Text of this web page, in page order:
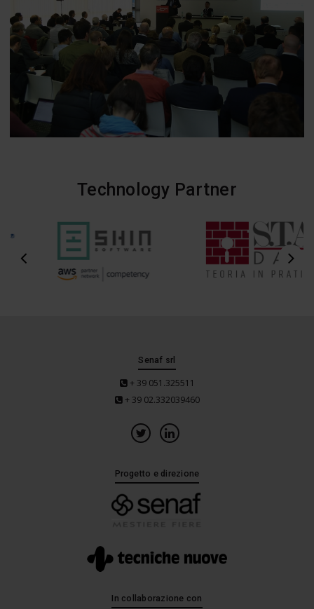
Technology Partner
Senaf srl
+ 39 051.325511
+ 39 02.332039460
Progetto e direzione
In collaborazione con